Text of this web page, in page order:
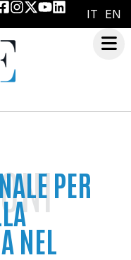
IT EN
PER
NEL